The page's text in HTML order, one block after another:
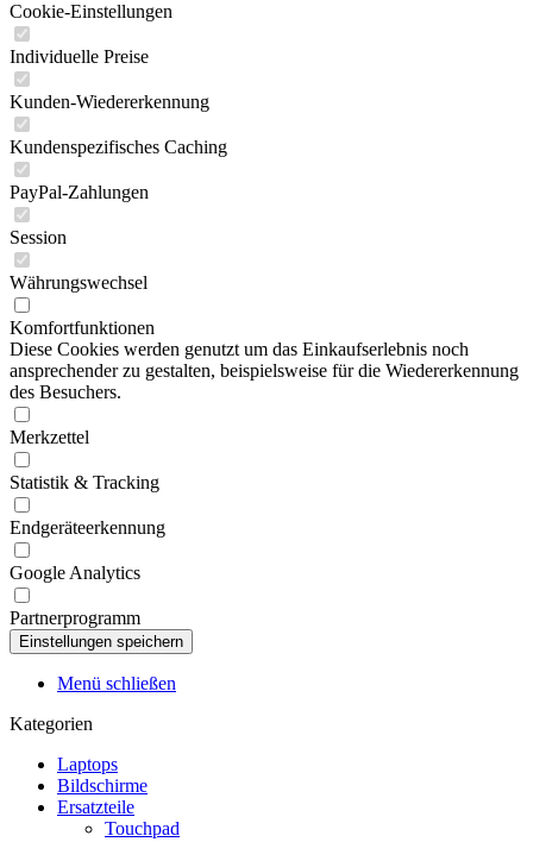
Cookie-Einstellungen
Individuelle Preise
Kunden-Wiedererkennung
Kundenspezifisches Caching
PayPal-Zahlungen
Session
Währungswechsel
Komfortfunktionen
Diese Cookies werden genutzt um das Einkaufserlebnis noch
ansprechender zu gestalten, beispielsweise für die Wiedererkennung
des Besuchers.
Merkzettel
Statistik & Tracking
Endgeräteerkennung
Google Analytics
Partnerprogramm
Menü schließen
Kategorien
Laptops
Bildschirme
Ersatzteile
Touchpad